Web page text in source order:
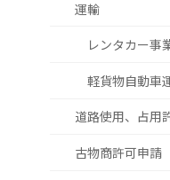
運輸
レンタカー事
軽貨物自動車
道路使用、占用
古物商許可申請